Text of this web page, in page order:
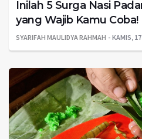
Inilah 5 Surga Nasi
yang Wajib Kamu Coba!
SYARIFAH MAULIDYA RAHMAH KAMIS,